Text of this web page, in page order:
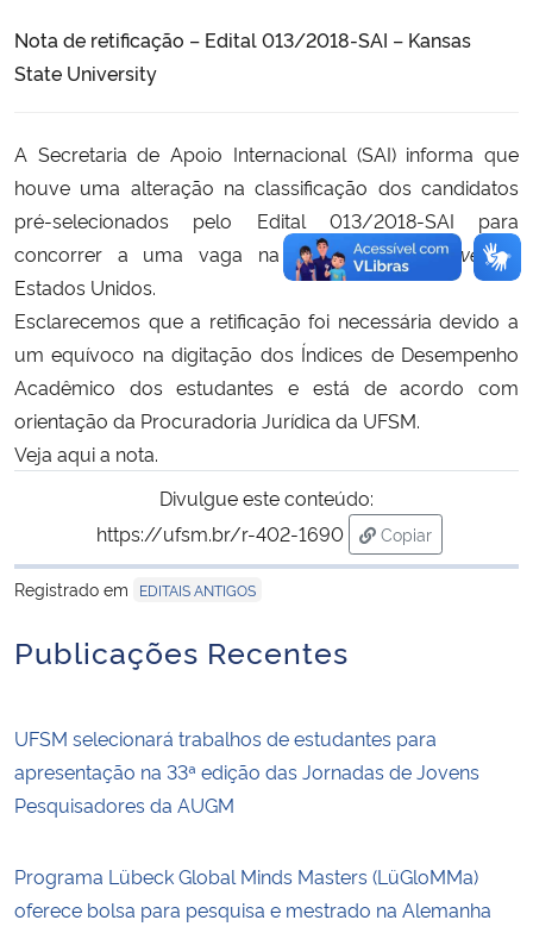
Nota de retificação – Edital 013/2018-SAI – Kansas
State University
A Secretaria de Apoio Internacional (SAI) informa que
houve uma alteração na classificação dos candidatos
pré-selecionados pelo Edital 013/2018-SAI para
concorrer a uma vaga na Kansas State University
Estados Unidos.
Esclarecemos que a retificação foi necessária devido a
um equívoco na digitação dos Índices de Desempenho
Acadêmico dos estudantes e está de acordo com
orientação da Procuradoria Jurídica da UFSM.
Veja aquia nota.
Divulgue este conteúdo:
https://ufsm.br/r-402-1690
Copiar
para área de
Registrado em
EDITAIS ANTIGOS
Publicações Recentes
UFSM selecionará trabalhos de estudantes para
apresentação na 33ª edição das Jornadas de Jovens
Pesquisadores da AUGM
Programa Lübeck Global Minds Masters (LüGloMMa)
oferece bolsa para pesquisa e mestrado na Alemanha